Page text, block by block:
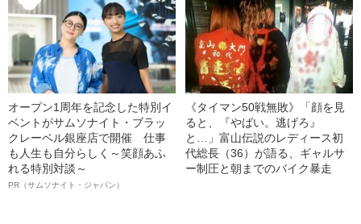
オープン1周年を記念した特別イ
ベントがサムソナイト・ブラッ
クレーベル銀座店で開催 仕事
も人生も自分らしく～笑顔あふ
れる特別対談～
PR（サムソナイト・ジャパン）
《タイマン50戦無敗》「顔を見
ると、『やばい。逃げろ』
と…」富山伝説のレディース初
代総長（36）が語る、ギャルサ
ー制圧と朝までのバイク暴走